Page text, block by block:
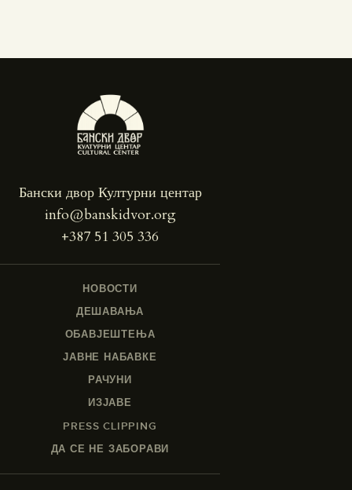
Бански двор Културни центар
info@banskidvor.org
+387 51 305 336
НОВОСТИ
ДЕШАВАЊА
ОБАВЈЕШТЕЊА
ЈАВНЕ НАБАВКЕ
РАЧУНИ
ИЗЈАВЕ
PRESS CLIPPING
ДА СЕ НЕ ЗАБОРАВИ